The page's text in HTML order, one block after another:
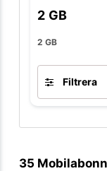
2 GB
2 GB
Filtrera
35